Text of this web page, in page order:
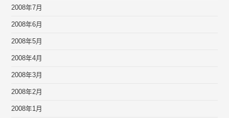
2008年7月
2008年6月
2008年5月
2008年4月
2008年3月
2008年2月
2008年1月